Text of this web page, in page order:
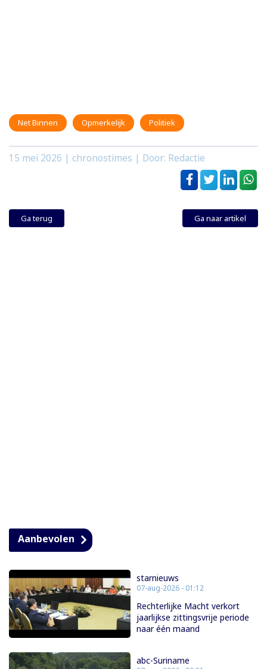
Net Binnen Opmerkelijk Politiek
15 mei 2026 | chronostimes | Door: Redactie
Ga terug Ga naar artikel
Aanbevolen
starnieuws
07-aug-2026 - 01:12
Rechterlijke Macht verkort
jaarlijkse zittingsvrije periode
naar één maand
abc-Suriname